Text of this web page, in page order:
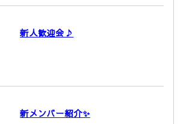
新人歓迎会♪
新メンバー紹介✨